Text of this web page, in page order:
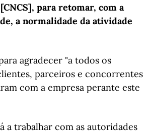
para retomar, com a
a normalidade da atividade
agradecer "a todos os
parceiros e concorrentes
com a empresa perante este
a trabalhar com as autoridades